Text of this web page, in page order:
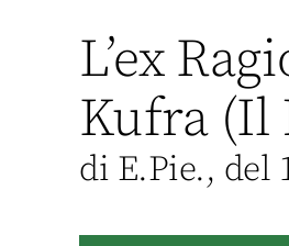
L’ex
Kufra (Il
di E.Pie., del